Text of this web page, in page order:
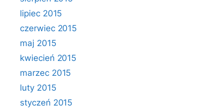
lipiec 2015
czerwiec 2015
maj 2015
kwiecień 2015
marzec 2015
luty 2015
styczeń 2015